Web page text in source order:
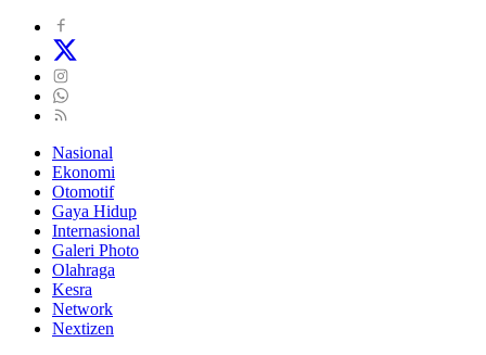
Nasional
Ekonomi
Otomotif
Gaya Hidup
Internasional
Galeri Photo
Olahraga
Kesra
Network
Nextizen